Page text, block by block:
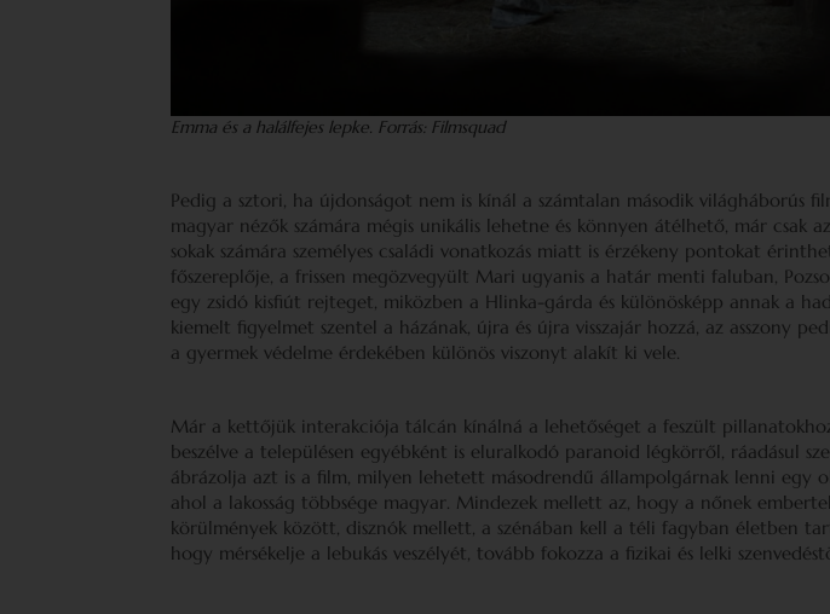
Emma és a halálfejes lepke. Forrás: Filmsquad
Pedig a sztori, ha újdonságot nem is kínál a számtalan második világháborús
magyar nézők számára mégis unikális lehetne és könnyen átélhető, már csak
sokak számára személyes családi vonatkozás miatt is érzékeny pontokat
főszereplője, a frissen megözvegyült Mari ugyanis a határ menti faluban,
egy zsidó kisfiút rejteget, miközben a Hlinka-gárda és különösképp annak a
kiemelt figyelmet szentel a házának, újra és újra visszajár hozzá, az asszony
a gyermek védelme érdekében különös viszonyt alakít ki vele.
Már a kettőjük interakciója tálcán kínálná a lehetőséget a feszült
beszélve a településen egyébként is eluralkodó paranoid légkörről, ráadásul
ábrázolja azt is a film, milyen lehetett másodrendű állampolgárnak lenni egy
ahol a lakosság többsége magyar. Mindezek mellett az, hogy a nőnek
körülmények között, disznók mellett, a szénában kell a téli fagyban életben
hogy mérsékelje a lebukás veszélyét, tovább fokozza a fizikai és lelki